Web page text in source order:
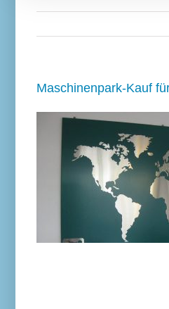
Maschinenpark-Kauf